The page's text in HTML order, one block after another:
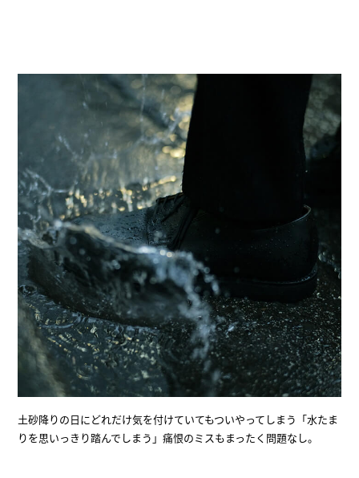
土砂降りの日にどれだけ気を付けていてもついやってしまう「水たま
りを思いっきり踏んでしまう」痛恨のミスもまったく問題なし。